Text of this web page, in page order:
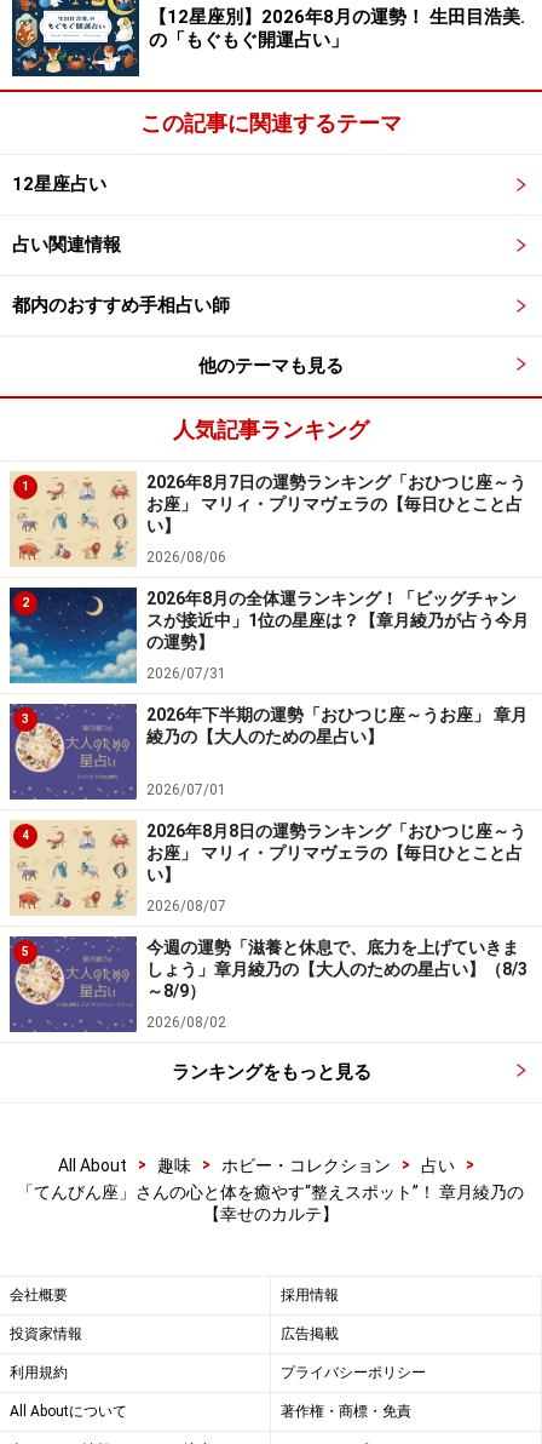
いい匂いのする場所、素晴らしい音楽を楽しめるスポッ
トも、チューニングに役立つはず。
＞【幸せのカルテ】他の星座が気になる人はこちら
い。
【編集部おすすめの購入サイト】
Amazonで占い関連の商品をチェック！
楽天市場で占い関連の商品をチェック！
【12星座別】2026年8月の運勢！ 生田目浩美.
の「もぐもぐ開運占い」
この記事に関連するテーマ
12星座占い
占い関連情報
都内のおすすめ手相占い師
他のテーマも見る
人気記事ランキング
1
2026年8月7日の運勢ランキング「おひつじ座～う
お座」 マリィ・プリマヴェラの【毎日ひとこと占
い】
2026/08/06
2
2026年8月の全体運ランキング！「ビッグチャン
スが接近中」1位の星座は？【章月綾乃が占う今月
の運勢】
2026/07/31
3
2026年下半期の運勢「おひつじ座～うお座」 章月
綾乃の【大人のための星占い】
2026/07/01
4
2026年8月8日の運勢ランキング「おひつじ座～う
お座」 マリィ・プリマヴェラの【毎日ひとこと占
い】
2026/08/07
5
今週の運勢「滋養と休息で、底力を上げていきま
しょう」章月綾乃の【大人のための星占い】（8/3
～8/9）
2026/08/02
ランキングをもっと見る
All About > 趣味 > ホビー・コレクション > 占い
>
「てんびん座」さんの心と体を癒やす“整えスポット”！ 章月綾乃の
【幸せのカルテ】
会社概要 採用情報
投資家情報 広告掲載
利用規約 プライバシーポリシー
All Aboutについて 著作権・商標・免責